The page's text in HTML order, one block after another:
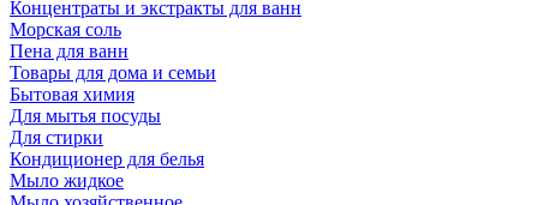
Концентраты и экстракты для ванн
Морская соль
Пена для ванн
Товары для дома и семьи
Бытовая химия
Для мытья посуды
Для стирки
Кондиционер для белья
Мыло жидкое